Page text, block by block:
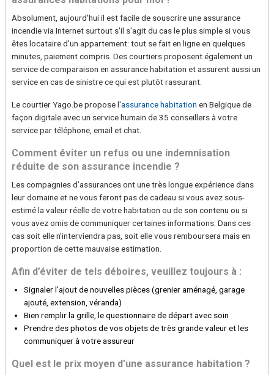
Absolument, aujourd'hui il est facile de souscrire une assurance
incendie via Internet surtout s'il s'agit du cas le plus simple si vous
êtes locataire d'un appartement: tout se fait en ligne en quelques
minutes, paiement compris. Des courtiers proposent également un
service de comparaison en assurance habitation et assurent aussi un
service en cas de sinistre ce qui est plutôt rassurant.
Le courtier Yago.be propose l'assurance habitation en Belgique de
façon digitale avec un service humain de 35 conseillers à votre
service par téléphone, email et chat.
Comment éviter un refus ou une indemnisation
réduite de son assurance incendie ?
Les compagnies d’assurances ont une très longue expérience dans
leur domaine et ne vous feront pas de cadeau si vous avez sous-
estimé la valeur réelle de votre habitation ou de son contenu ou si
vous avez omis de communiquer certaines informations. Dans ces
cas soit elle n’interviendra pas, soit elle vous remboursera mais en
proportion de cette mauvaise estimation.
Afin d’éviter de tels déboires, veuillez toujours à :
Signaler l’ajout de nouvelles pièces (grenier aménagé, garage
ajouté, extension, véranda)
Bien remplir la grille, le questionnaire de départ avec soin
Prendre des photos de vos objets de très grande valeur et les
communiquer à votre assureur
Quel est le prix moyen d’une assurance habitation ?